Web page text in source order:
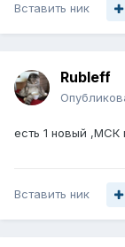
Вставить ник
Rubleff
есть 1 новый ,МСК
Вставить ник